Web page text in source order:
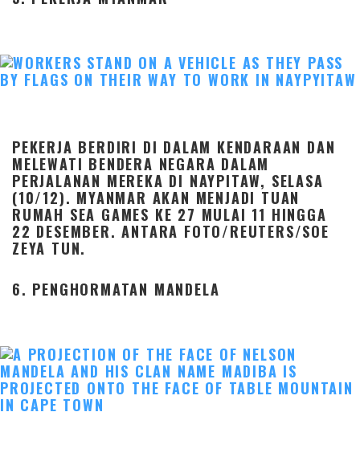
PEKERJA BERDIRI DI DALAM KENDARAAN DAN
MELEWATI BENDERA NEGARA DALAM
PERJALANAN MEREKA DI NAYPITAW, SELASA
(10/12). MYANMAR AKAN MENJADI TUAN
RUMAH SEA GAMES KE 27 MULAI 11 HINGGA
22 DESEMBER. ANTARA FOTO/REUTERS/SOE
ZEYA TUN.
6. PENGHORMATAN MANDELA